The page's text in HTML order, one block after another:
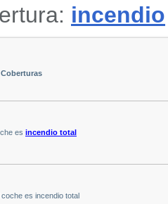
incendio
Coberturas
es incendio total
es incendio total